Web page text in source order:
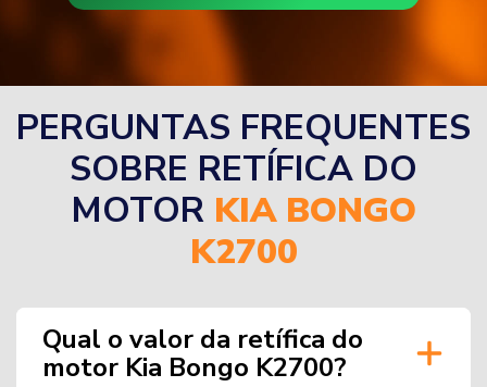
PERGUNTAS FREQUENTES
SOBRE RETÍFICA DO
MOTOR KIA BONGO
K2700
Qual o valor da retífica do
motor Kia Bongo K2700?